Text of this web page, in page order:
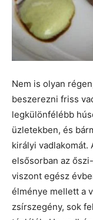
Nem is olyan
beszerezni friss
legkülönfélébb
üzletekben, és
királyi vadlakomát.
elsősorban az
viszont egész
élménye mellett a
zsírszegény, sok